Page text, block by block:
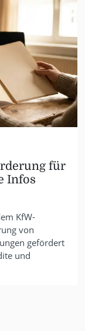
für
Infos
KfW-
von
gefördert
und